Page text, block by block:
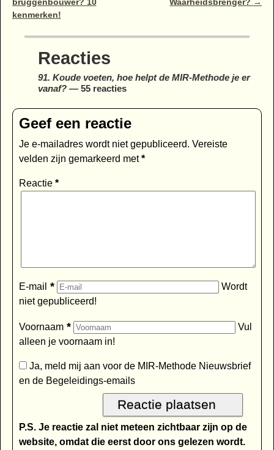
kenmerken!
Reacties
91. Koude voeten, hoe helpt de MIR-Methode je er
vanaf?— 55 reacties
Geef een reactie
Je e-mailadres wordt niet gepubliceerd. Vereiste
velden zijn gemarkeerd met*
Reactie *
E-mail *
Wordt
niet gepubliceerd!
Voornaam *
Vul
alleen je voornaam in!
Ja, meld mij aan voor de MIR-Methode Nieuwsbrief
en de Begeleidings-emails
P.S. Je reactie zal niet meteen zichtbaar zijn op de
website, omdat die eerst door ons gelezen wordt.